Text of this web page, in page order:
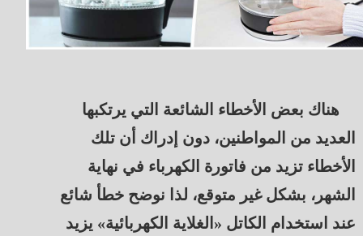
هناك بعض الأخطاء الشائعة التي يرتكبها
العديد من المواطنين، دون إدراك أن تلك
الأخطاء تزيد من فاتورة الكهرباء في نهاية
الشهر، بشكل غير متوقع، لذا نوضح خطأ شائع
عند استخدام الكاتل «الغلاية الكهربائية» يزيد